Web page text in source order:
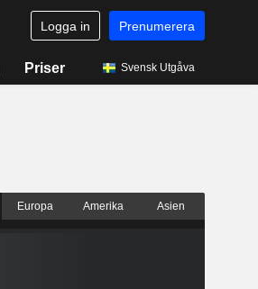
Logga in Prenumerera
Priser Svensk Utgåva
Europa Amerika Asien